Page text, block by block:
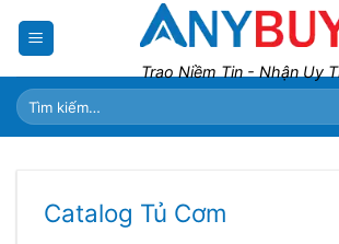
Trao Niềm Tin - Nhận Uy
Tìm
kiếm:
Catalog Tủ Cơm